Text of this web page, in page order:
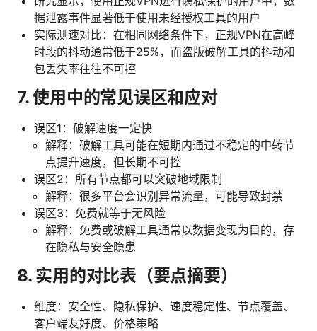
据泄露事件显著低于使用未经授权工具的用户
实际测速对比：在相同网络条件下，正规VPN在高峰
时段的抖动通常低于25%，而盗版破解工具的抖动和
包丢失率往往不可控
7. 使用中的常见误区和应对
误区1：破解速度一定快
解释：破解工具可能在短期内通过不稳定的中转节
点提升速度，但长期不可控
误区2：所有节点都可以突破地域限制
解释：很多平台会识别异常流量，可能导致封禁
误区3：免费就等于无风险
解释：免费或破解工具通常以数据变现为目的，存
在隐私与安全隐患
8. 实用的对比表（要点摘要）
维度：安全性、隐私保护、速度稳定性、节点覆盖、
客户端友好度、价格策略